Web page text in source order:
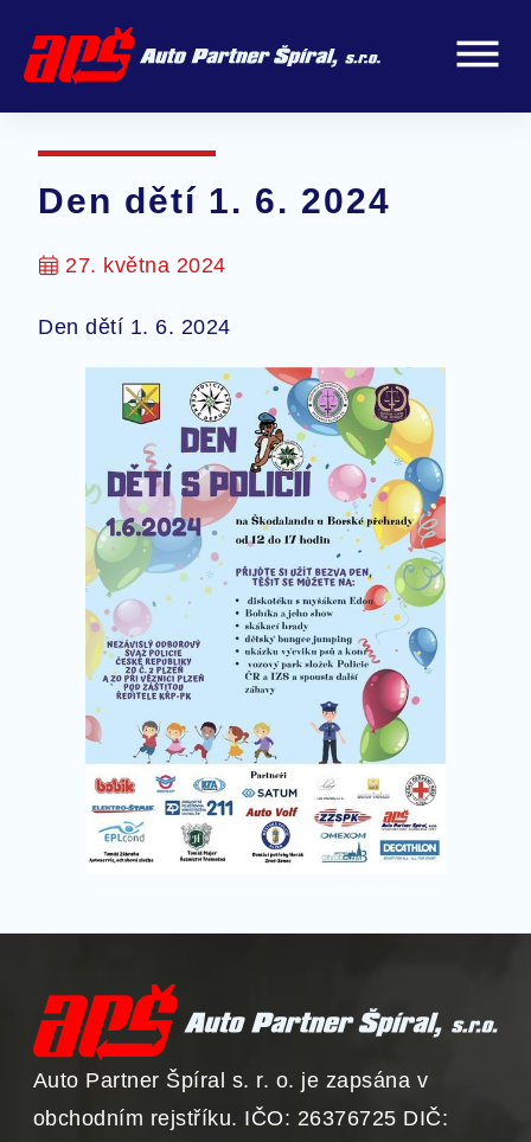
Den dětí 1. 6. 2024
27. května 2024
Den dětí 1. 6. 2024
Auto Partner Špíral s. r. o. je zapsána v
obchodním rejstříku. IČO: 26376725 DIČ: